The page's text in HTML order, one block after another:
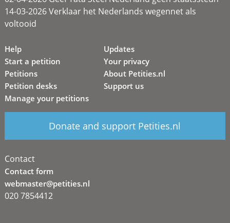
14-03-2026 Verklaar het Nederlands wegennet als
voltooid
Help
Start a petition
Petitions
Petition desks
Manage your petitions
Updates
Your privacy
About Petities.nl
Support us
Donate and support Petities.nl
Contact
Contact form
webmaster@petities.nl
020 7854412